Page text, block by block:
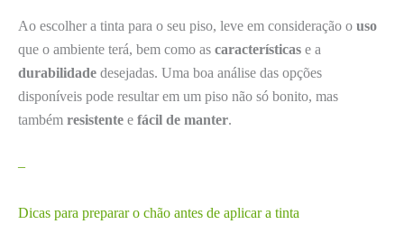
Ao escolher a tinta para o seu piso, leve em consideração o uso
que o ambiente terá, bem como as características e a
durabilidade desejadas. Uma boa análise das opções
disponíveis pode resultar em um piso não só bonito, mas
também resistente e fácil de manter.
–
Dicas para preparar o chão antes de aplicar a tinta